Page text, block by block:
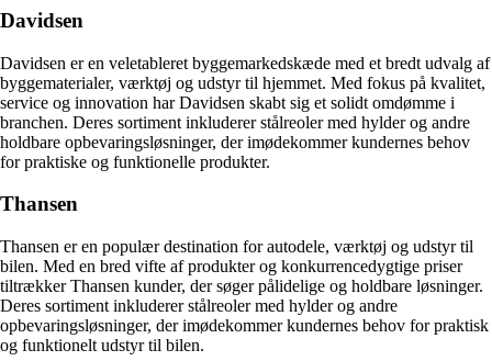
Davidsen
Davidsen er en veletableret byggemarkedskæde med et bredt udvalg af
byggematerialer, værktøj og udstyr til hjemmet. Med fokus på kvalitet,
service og innovation har Davidsen skabt sig et solidt omdømme i
branchen. Deres sortiment inkluderer stålreoler med hylder og andre
holdbare opbevaringsløsninger, der imødekommer kundernes behov
for praktiske og funktionelle produkter.
Thansen
Thansen er en populær destination for autodele, værktøj og udstyr til
bilen. Med en bred vifte af produkter og konkurrencedygtige priser
tiltrækker Thansen kunder, der søger pålidelige og holdbare løsninger.
Deres sortiment inkluderer stålreoler med hylder og andre
opbevaringsløsninger, der imødekommer kundernes behov for praktisk
og funktionelt udstyr til bilen.